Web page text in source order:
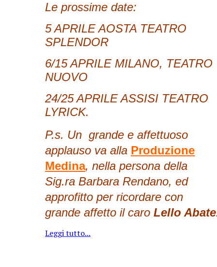
Le prossime date:
5 APRILE AOSTA TEATRO
SPLENDOR
6/15 APRILE MILANO, TEATRO
NUOVO
24/25 APRILE ASSISI TEATRO
LYRICK.
P.s. Un grande e affettuoso
applauso va alla Produzione
Medina, nella persona della
Sig.ra Barbara Rendano, ed
approfitto per ricordare con
grande affetto il caro Lello
Leggi tutto...